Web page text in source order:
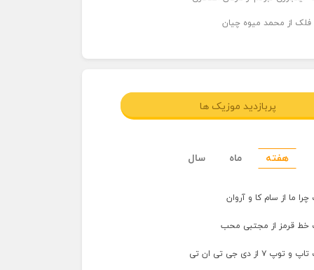
فلک از محمد میوه چیان
پربازدید موزیک ها
هفته ماه سال
چرا ما از سام کا و آروان
خط قرمز از مجتبی محب
۷ از دی جی تی ان تی